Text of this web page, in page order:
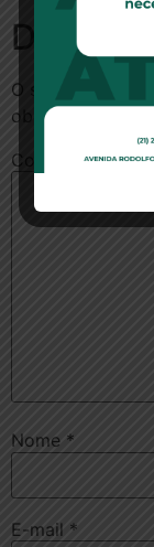
Deixe
O seu endereço
obrigatórios
Comentário*
Nome *
E-mail *